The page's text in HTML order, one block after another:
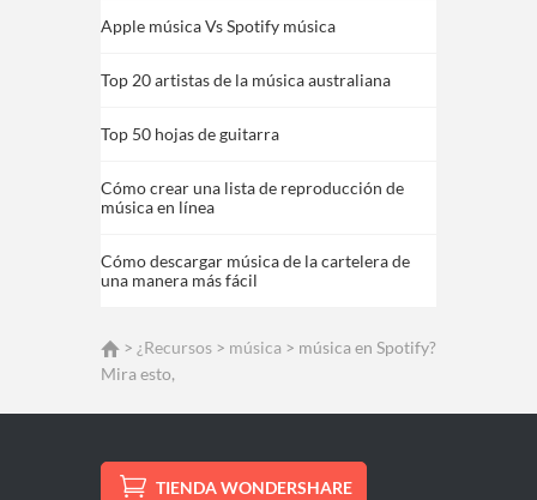
Apple música Vs Spotify música
Top 20 artistas de la música australiana
Top 50 hojas de guitarra
Cómo crear una lista de reproducción de
música en línea
Cómo descargar música de la cartelera de
una manera más fácil
> ¿Recursos > música > música en Spotify?
Mira esto,
TIENDA WONDERSHARE